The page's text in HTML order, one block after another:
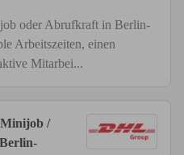
oder Abrufkraft in Berlin-
Arbeitszeiten, einen
Mitarbei...
/